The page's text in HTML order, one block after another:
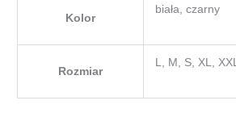
Kolor
biała, czarny
Rozmiar
L, M, S, XL, XXL